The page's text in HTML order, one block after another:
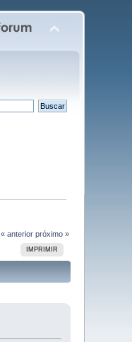
« anterior próximo »
IMPRIMIR